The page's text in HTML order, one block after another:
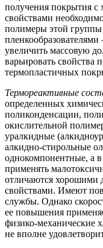
получения покрытия
свойствами
полимеры этой
увеличить массовую
варьировать
термопластичных
Термореактивные
определенных
поликонденсации,
окислительной
уралкидные
алкидно-стирольные
однокомпонентные, а в
применять
отличаются хорошими
свойствами. Имеют
службы. Однако
ее повышения
физико-механические
не вполне